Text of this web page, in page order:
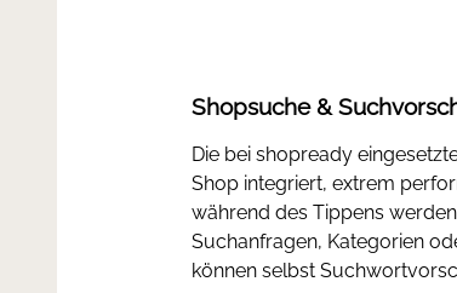
Shopsuche &
Die bei shopready
Shop integriert, extrem
während des Tippens
Suchanfragen, Kategorien
können selbst